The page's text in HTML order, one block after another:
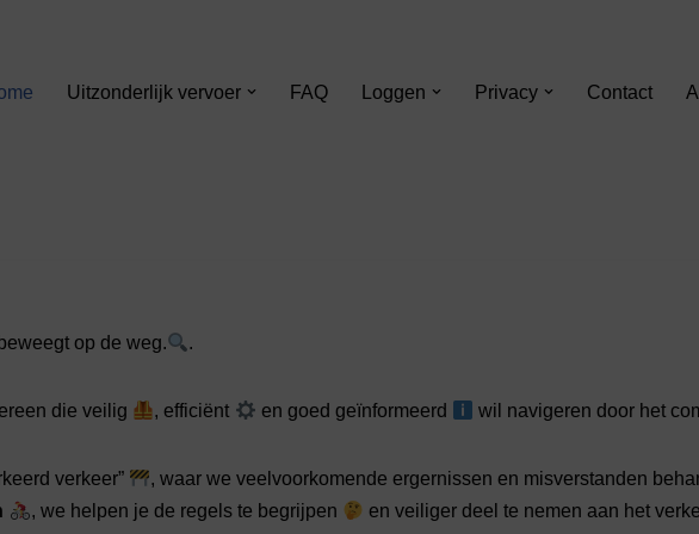
Uitzonderlijk vervoer FAQ Loggen Privacy Contact
op de weg. .
die veilig , efficiënt en goed geïnformeerd wil navigeren door het
verkeer” , waar we veelvoorkomende ergernissen en misverstanden
, we helpen je de regels te begrijpen en veiliger deel te nemen aan het